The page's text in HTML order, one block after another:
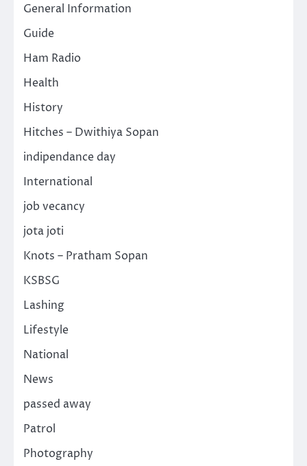
General Information
Guide
Ham Radio
Health
History
Hitches – Dwithiya Sopan
indipendance day
International
job vecancy
jota joti
Knots – Pratham Sopan
KSBSG
Lashing
Lifestyle
National
News
passed away
Patrol
Photography